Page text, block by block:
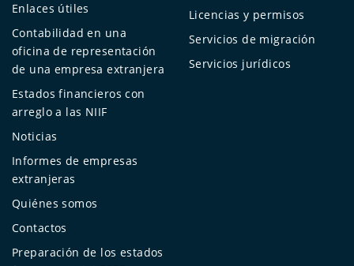
Enlaces útiles
Contabilidad en una
oficina de representación
de una empresa extranjera
Estados financieros con
arreglo a las NIIF
Noticias
Informes de empresas
extranjeras
Quiénes somos
Contactos
Preparación de los estados
Licencias y permisos
Servicios de migración
Servicios jurídicos